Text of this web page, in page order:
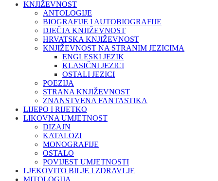
KNJIŽEVNOST
ANTOLOGIJE
BIOGRAFIJE I AUTOBIOGRAFIJE
DJEČJA KNJIŽEVNOST
HRVATSKA KNJIŽEVNOST
KNJIŽEVNOST NA STRANIM JEZICIMA
ENGLESKI JEZIK
KLASIČNI JEZICI
OSTALI JEZICI
POEZIJA
STRANA KNJIŽEVNOST
ZNANSTVENA FANTASTIKA
LIJEPO I RIJETKO
LIKOVNA UMJETNOST
DIZAJN
KATALOZI
MONOGRAFIJE
OSTALO
POVIJEST UMJETNOSTI
LJEKOVITO BILJE I ZDRAVLJE